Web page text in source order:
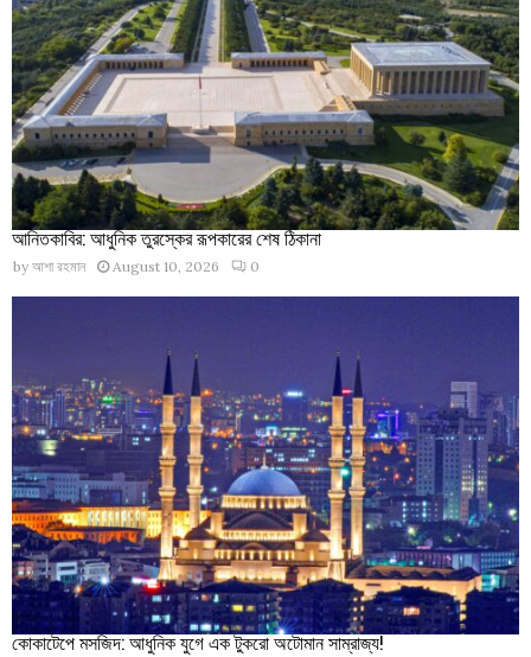
আনিতকাবির: আধুনিক তুরস্কের রূপকারের শেষ ঠিকানা
by আশা রহমান August 10, 2026 0
কোকাটেপে মসজিদ: আধুনিক যুগে এক টুকরো অটোমান সাম্রাজ্য!